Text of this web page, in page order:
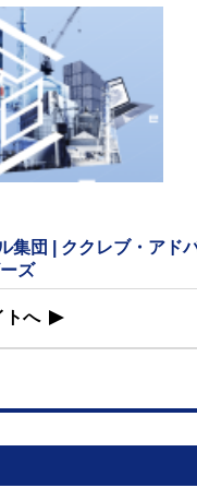
集団 | ククレブ・アド
ズ
トへ